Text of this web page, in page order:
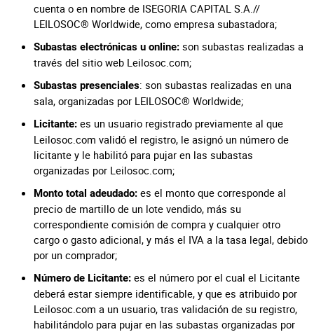
cuenta o en nombre de ISEGORIA CAPITAL S.A.//
LEILOSOC® Worldwide, como empresa subastadora;
Subastas electrónicas u online: son subastas realizadas a
través del sitio web Leilosoc.com;
Subastas presenciales: son subastas realizadas en una
sala, organizadas por LEILOSOC® Worldwide;
Licitante: es un usuario registrado previamente al que
Leilosoc.com validó el registro, le asignó un número de
licitante y le habilitó para pujar en las subastas
organizadas por Leilosoc.com;
Monto total adeudado: es el monto que corresponde al
precio de martillo de un lote vendido, más su
correspondiente comisión de compra y cualquier otro
cargo o gasto adicional, y más el IVA a la tasa legal, debido
por un comprador;
Número de Licitante: es el número por el cual el Licitante
deberá estar siempre identificable, y que es atribuido por
Leilosoc.com a un usuario, tras validación de su registro,
habilitándolo para pujar en las subastas organizadas por